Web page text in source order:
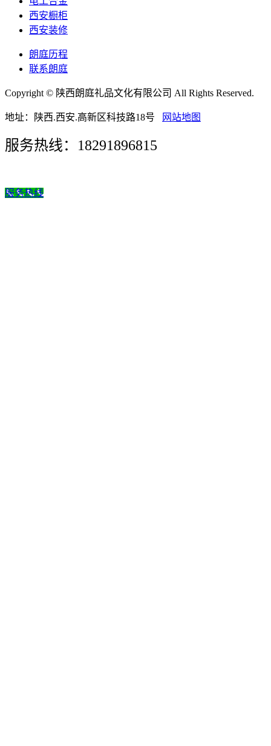
西安橱柜
西安装修
朗庭历程
联系朗庭
Copyright © 陕西朗庭礼品文化有限公司 All Rights Reserved.
地址：陕西.西安.高新区科技路18号 网站地图
服务热线：18291896815
服务热线